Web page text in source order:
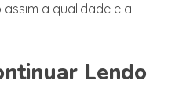
a qualidade e a
Lendo